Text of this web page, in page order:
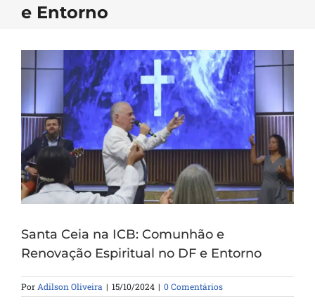
e Entorno
Santa Ceia na ICB: Comunhão e
Renovação Espiritual no DF e Entorno
Por Adilson Oliveira | 15/10/2024 | 0 Comentários